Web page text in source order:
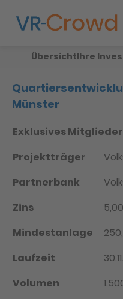
ÜbersichtIhre
Partnerbank
Münster
Exklusives
Projektträger
Partnerbank
Zins
Mindestanlage
Laufzeit
Volumen